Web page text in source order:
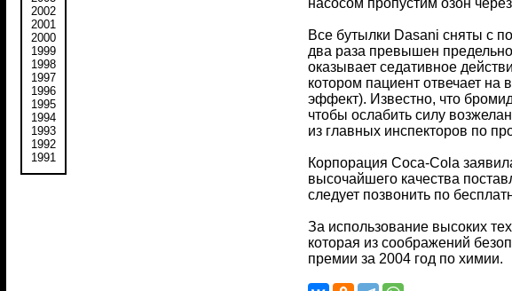
2002
2001
2000
1999
1998
1997
1996
1995
1994
1993
1992
1991
Все бутылки Dasani сняты с
два раза превышен
оказывает седативное
котором пациент отвечает на
эффект). Известно, что
чтобы ослабить силу
из главных инспекторов по
Корпорация Coca-Cola
высочайшего качества
следует позвонить по
За использование высоких
которая из соображений
премии за 2004 год по химии.